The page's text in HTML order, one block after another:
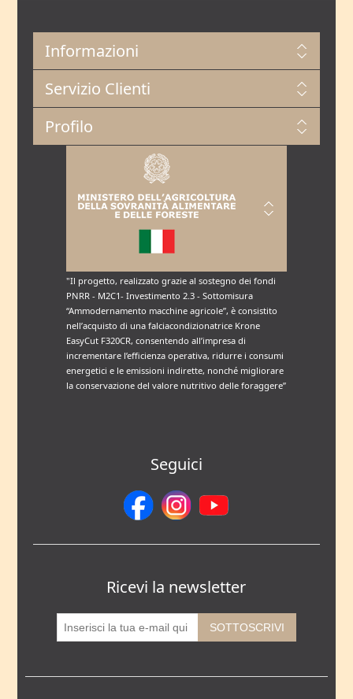
Informazioni
Servizio Clienti
Profilo
"Il progetto, realizzato grazie al sostegno dei fondi
PNRR - M2C1- Investimento 2.3 - Sottomisura
“Ammodernamento macchine agricole”, è consistito
nell’acquisto di una falciacondizionatrice Krone
EasyCut F320CR, consentendo all’impresa di
incrementare l’efficienza operativa, ridurre i consumi
energetici e le emissioni indirette, nonché migliorare
la conservazione del valore nutritivo delle foraggere”
Seguici
Ricevi la newsletter